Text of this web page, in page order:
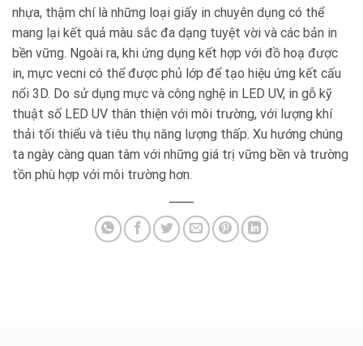
nhựa, thậm chí là những loại giấy in chuyên dụng có thể
mang lại kết quả màu sắc đa dạng tuyệt vời và các bản in
bền vững. Ngoài ra, khi ứng dụng kết hợp với đồ hoạ được
in, mực vecni có thể được phủ lớp để tạo hiệu ứng kết cấu
nổi 3D. Do sử dụng mực và công nghệ in LED UV, in gỗ kỹ
thuật số LED UV thân thiện với môi trường, với lượng khí
thải tối thiểu và tiêu thụ năng lượng thấp. Xu hướng chúng
ta ngày càng quan tâm với những giá trị vững bền và trường
tồn phù hợp với môi trường hơn.